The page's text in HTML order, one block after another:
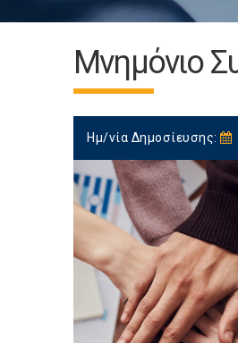
Μνημόνιο
Ημ/νία Δημοσίευσης: